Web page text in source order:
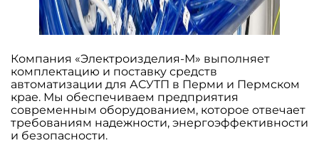
Компания «Электроизделия-М» выполняет
комплектацию и поставку средств
автоматизации для АСУТП в Перми и Пермском
крае. Мы обеспечиваем предприятия
современным оборудованием, которое отвечает
требованиям надежности, энергоэффективности
и безопасности.